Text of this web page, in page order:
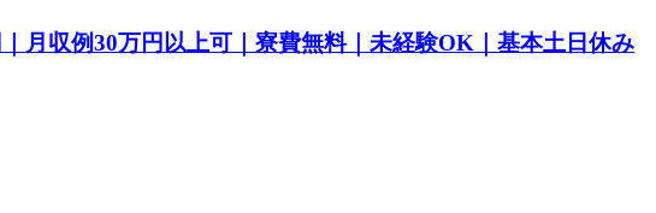
月収例30万円以上可｜寮費無料｜未経験OK｜基本土日休み